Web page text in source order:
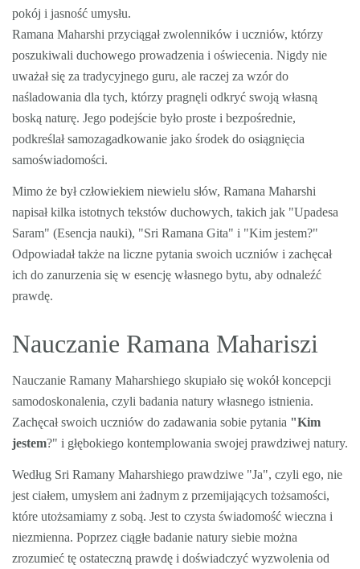
pokój i jasność umysłu.
Ramana Maharshi przyciągał zwolenników i uczniów, którzy
poszukiwali duchowego prowadzenia i oświecenia. Nigdy nie
uważał się za tradycyjnego guru, ale raczej za wzór do
naśladowania dla tych, którzy pragnęli odkryć swoją własną
boską naturę. Jego podejście było proste i bezpośrednie,
podkreślał samozagadkowanie jako środek do osiągnięcia
samoświadomości.
Mimo że był człowiekiem niewielu słów, Ramana Maharshi
napisał kilka istotnych tekstów duchowych, takich jak "Upadesa
Saram" (Esencja nauki), "Sri Ramana Gita" i "Kim jestem?"
Odpowiadał także na liczne pytania swoich uczniów i zachęcał
ich do zanurzenia się w esencję własnego bytu, aby odnaleźć
prawdę.
Nauczanie Ramana Mahariszi
Nauczanie Ramany Maharshiego skupiało się wokół koncepcji
samodoskonalenia, czyli badania natury własnego istnienia.
Zachęcał swoich uczniów do zadawania sobie pytania "Kim
jestem?" i głębokiego kontemplowania swojej prawdziwej natury.
Według Sri Ramany Maharshiego prawdziwe "Ja", czyli ego, nie
jest ciałem, umysłem ani żadnym z przemijających tożsamości,
które utożsamiamy z sobą. Jest to czysta świadomość wieczna i
niezmienna. Poprzez ciągłe badanie natury siebie można
zrozumieć tę ostateczną prawdę i doświadczyć wyzwolenia od